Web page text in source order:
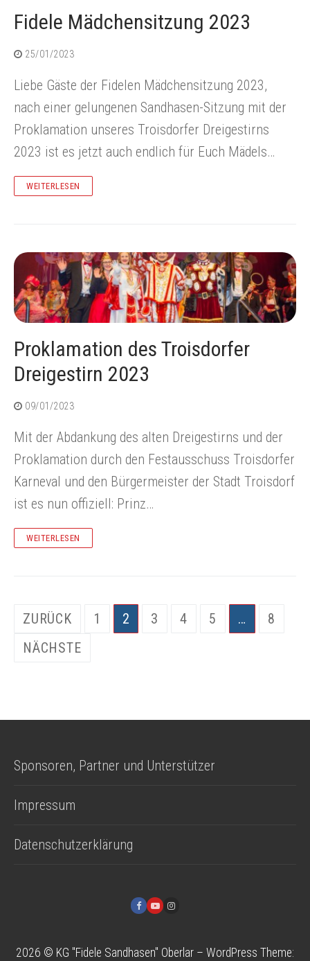
Fidele Mädchensitzung 2023
25/01/2023
Liebe Gäste der Fidelen Mädchensitzung 2023,
nach einer gelungenen Sandhasen-Sitzung mit der
Proklamation unseres Troisdorfer Dreigestirns
2023 ist es jetzt auch endlich für Euch Mädels…
WEITERLESEN
Proklamation des Troisdorfer
Dreigestirn 2023
09/01/2023
Mit der Abdankung des alten Dreigestirns und der
Proklamation durch den Festausschuss Troisdorfer
Karneval und den Bürgermeister der Stadt Troisdorf
ist es nun offiziell: Prinz…
WEITERLESEN
Seitennummerierung
der
ZURÜCK 1 2 3 4 5 …
8
NÄCHSTE
Sponsoren, Partner und Unterstützer
Impressum
Datenschutzerklärung
2026 © KG "Fidele Sandhasen" Oberlar – WordPress Theme: